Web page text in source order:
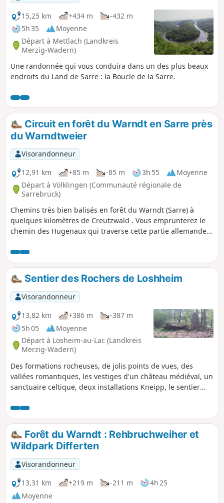
15,25 km
+434 m
-432 m
5h 35
Moyenne
Départ à Mettlach (Landkreis
Merzig-Wadern)
Une randonnée qui vous conduira dans un des plus beaux
endroits du Land de Sarre : la Boucle de la Sarre.
Circuit en forêt du Warndt en Sarre près
du Warndtweier
Visorandonneur
12,91 km
+85 m -85 m 3h 55
Moyenne
Départ à Völklingen (Communauté régionale de
Sarrebruck)
Chemins très bien balisés en forêt du Warndt (Sarre) à
quelques kilomètres de Creutzwald . Vous emprunterez le
chemin des Hugenaux qui traverse cette partie allemande.
il y a une route forestière et des chemins plus caillouteux
(petit ballast). Vous utiliserez également une portion du
Nordicpark. Les chemins sont toujours perpendiculaires les
uns aux autres, il est donc difficile de se perdre.
Sentier des Rochers de Loshheim
Visorandonneur
13,82 km
+386 m
-387 m
5h 05
Moyenne
Départ à Losheim-au-Lac (Landkreis
Merzig-Wadern)
Des formations rocheuses, de jolis points de vues, des
vallées romantiques, les vestiges d'un château médiéval, un
sanctuaire celtique, deux installations Kneipp, le sentier
aucun ennui sur ce "Chemins de Rêves" (Traumschleife)
d'Allemagne. Des explications en français sur le parcours
facilitent l'appréciation des lieux
Forêt du Warndt : Rehbruchweiher et
Wildpark Differten
Visorandonneur
13,31 km
+219 m -211 m
4h 25
Moyenne